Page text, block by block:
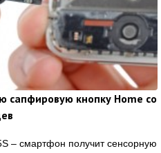
сапфировую кнопку Home со
– смартфон получит сенсорную